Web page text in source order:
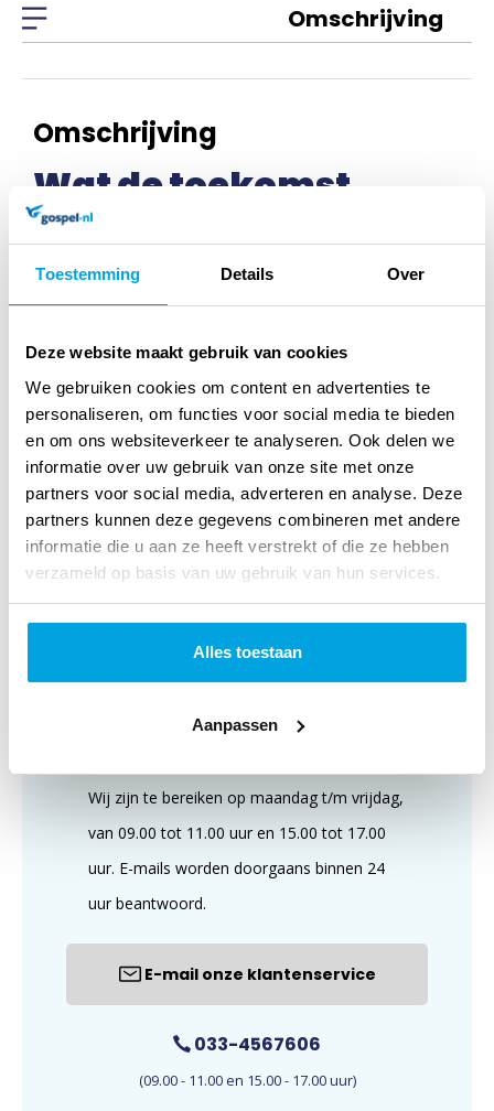
Toestemming Details Over
Deze website maakt gebruik van cookies
We gebruiken cookies om content en advertenties te
personaliseren, om functies voor social media te bieden
en om ons websiteverkeer te analyseren. Ook delen we
informatie over uw gebruik van onze site met onze
partners voor social media, adverteren en analyse. Deze
partners kunnen deze gegevens combineren met andere
informatie die u aan ze heeft verstrekt of die ze hebben
verzameld op basis van uw gebruik van hun services.
Alles toestaan
Aanpassen
Omschrijving
Omschrijving
Wat de toekomst
brengen moge
Tenira Sturm
Tenira Sturm (winnaar ICM concours 2011) maakte haar
eerste cd met verrassend mooie liederen! Qua begeleiding
deden mee: Joost van Belzen: vleugel en Wim de Penning:
synthesizer.
Klantenservice
Wij zijn te bereiken op maandag t/m vrijdag,
van 09.00 tot 11.00 uur en 15.00 tot 17.00
uur. E-mails worden doorgaans binnen 24
uur beantwoord.
E-mail onze klantenservice
033-4567606
(09.00 - 11.00 en 15.00 - 17.00 uur)